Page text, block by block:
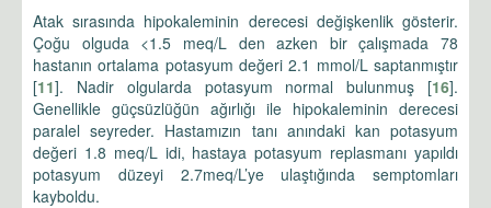
Atak sırasında hipokaleminin derecesi değişkenlik gösterir.
Çoğu olguda <1.5 meq/L den azken bir çalışmada 78
hastanın ortalama potasyum değeri 2.1 mmol/L saptanmıştır
[11]. Nadir olgularda potasyum normal bulunmuş [16].
Genellikle güçsüzlüğün ağırlığı ile hipokaleminin derecesi
paralel seyreder. Hastamızın tanı anındaki kan potasyum
değeri 1.8 meq/L idi, hastaya potasyum replasmanı yapıldı
potasyum düzeyi 2.7meq/L’ye ulaştığında semptomları
kayboldu.